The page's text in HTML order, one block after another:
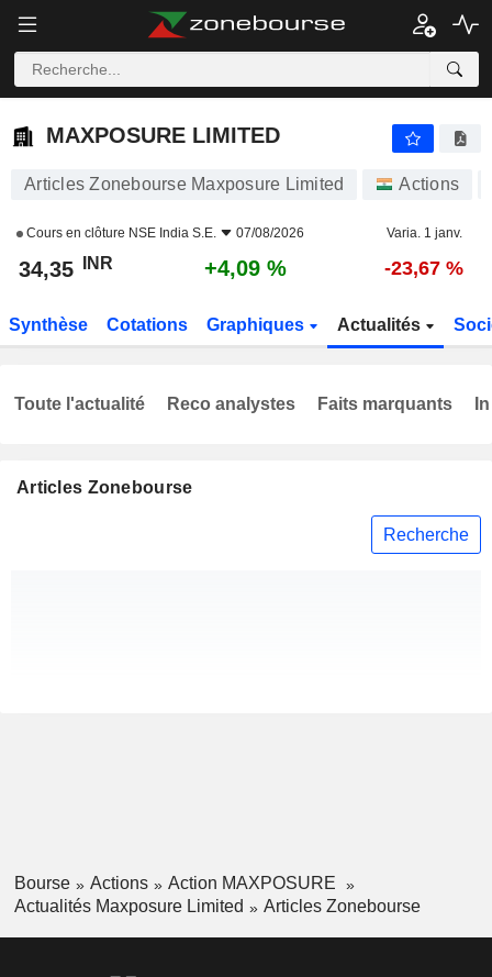
MAXPOSURE LIMITED
MAXPOSURE LIMITED
Articles Zonebourse Maxposure Limited Actions
Cours en clôture NSE India S.E. 07/08/2026 Varia. 1 janv.
34,35 INR +4,09 % -23,67 %
Synthèse Cotations Graphiques Actualités
Articles Zonebourse
Recherche
Toute l'actualité Reco analystes Faits marquants
Bourse Actions
Action MAXPOSURE
Actualités Maxposure Limited
Articles Zonebourse